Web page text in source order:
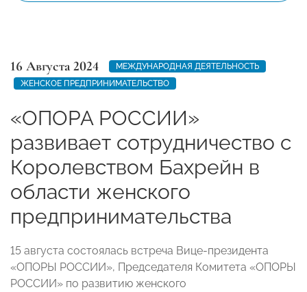
16 Августа 2024
МЕЖДУНАРОДНАЯ ДЕЯТЕЛЬНОСТЬ
ЖЕНСКОЕ ПРЕДПРИНИМАТЕЛЬСТВО
«ОПОРА РОССИИ»
развивает сотрудничество с
Королевством Бахрейн в
области женского
предпринимательства
15 августа состоялась встреча Вице-президента
«ОПОРЫ РОССИИ», Председателя Комитета «ОПОРЫ
РОССИИ» по развитию женского